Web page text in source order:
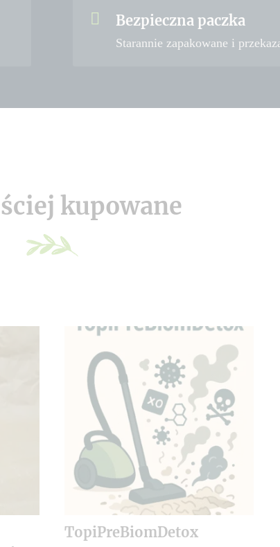
Bezpieczna paczka
Starannie zapakowane i
kupowane
TopiPreBiomDetox